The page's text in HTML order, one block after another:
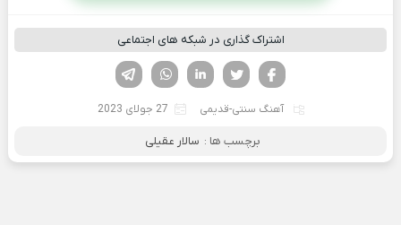
اشتراک گذاری در شبکه های اجتماعی
لینکدین تویتر
فیسوک
آهنگ سنتی-قدیمی 27 جولای 2023
برچسب ها : سالار عقیلی